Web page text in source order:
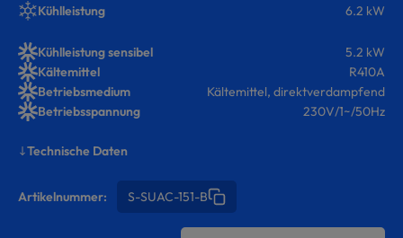
Kühlleistung 6.2 kW
Kühlleistung sensibel
5.2 kW
Kältemittel
R410A
Betriebsmedium
Kältemittel, direktverdampfend
Betriebsspannung
230V/1~/50Hz
Technische Daten
Artikelnummer: S-SUAC-151-B